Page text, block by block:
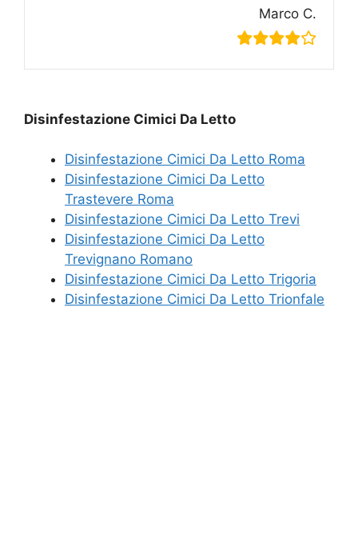
Marco C.
Disinfestazione Cimici Da Letto
Disinfestazione Cimici Da Letto Roma
Disinfestazione Cimici Da Letto
Trastevere Roma
Disinfestazione Cimici Da Letto Trevi
Disinfestazione Cimici Da Letto
Trevignano Romano
Disinfestazione Cimici Da Letto Trigoria
Disinfestazione Cimici Da Letto Trionfale